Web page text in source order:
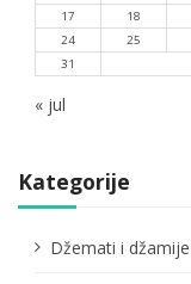
17
18
24
25
31
« jul
Kategorije
Džemati i džamije